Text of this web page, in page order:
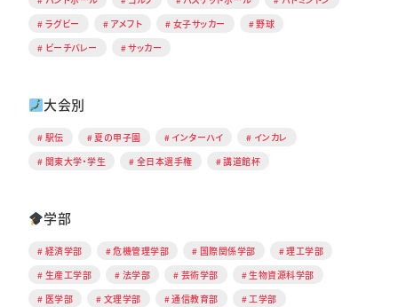
ラグビー
アメフト 女子サッカー
野球
ビーチバレー
サッカー
大会別
駅伝 夏の甲子園 インターハイ
インカレ
関東大学・学生
全日本選手権 講道館杯
学部
経済学部 危機管理学部 国際関係学部
理工学部
生産工学部
法学部 芸術学部
生物資源科学部
医学部
文理学部 通信教育部
工学部